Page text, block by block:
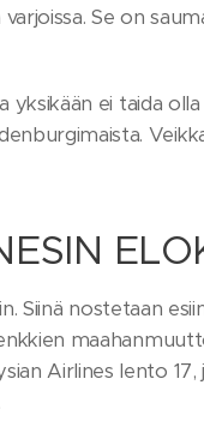
Se on
ei taida
Siinä nostetaan
Airlines lento 17,